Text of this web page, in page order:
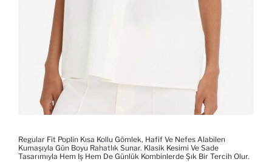
Regular Fit Poplin Kısa Kollu Gömlek, Hafif Ve Nefes Alabilen
Kumaşıyla Gün Boyu Rahatlık Sunar. Klasik Kesimi Ve Sade
Tasarımıyla Hem Iş Hem De Günlük Kombinlerde Şık Bir Tercih Olur.